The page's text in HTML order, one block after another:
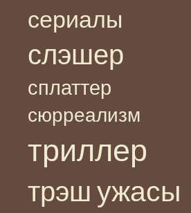
сериалы
слэшер
сплаттер
сюрреализм
триллер
трэш ужасы